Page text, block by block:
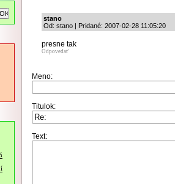
stano
Od: stano | Pridané: 2007-02-28 11:05:20
presne tak
Odpovedať
Meno:
Titulok:
Text: